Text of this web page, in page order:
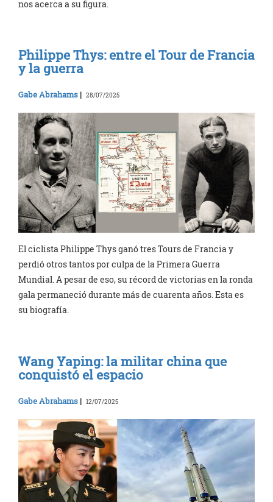
nos acerca a su figura.
Philippe Thys: entre el Tour de Francia
y la guerra
Gabe Abrahams | 28/07/2025
El ciclista Philippe Thys ganó tres Tours de Francia y
perdió otros tantos por culpa de la Primera Guerra
Mundial. A pesar de eso, su récord de victorias en la ronda
gala permaneció durante más de cuarenta años. Esta es
su biografía.
Wang Yaping: la militar china que
conquistó el espacio
Gabe Abrahams | 12/07/2025